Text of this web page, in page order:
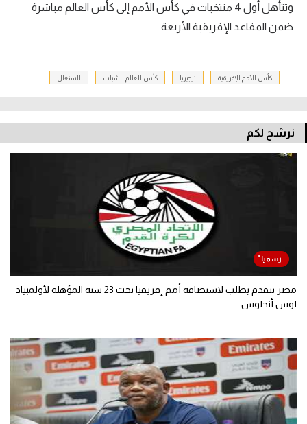
وتتأهل أول 4 منتخبات في كأس الأمم إلى كأس العالم مباشرة
ضمن المقاعد الإفريقية الأربعة.
كأس الأمم الإفريقية نيجيريا كأس العالم للشباب السنغال
نرشح لكم
مصر تتقدم بطلب لاستضافة أمم إفريقيا تحت 23 سنة المؤهلة لأولمبياد
لوس أنجلوس